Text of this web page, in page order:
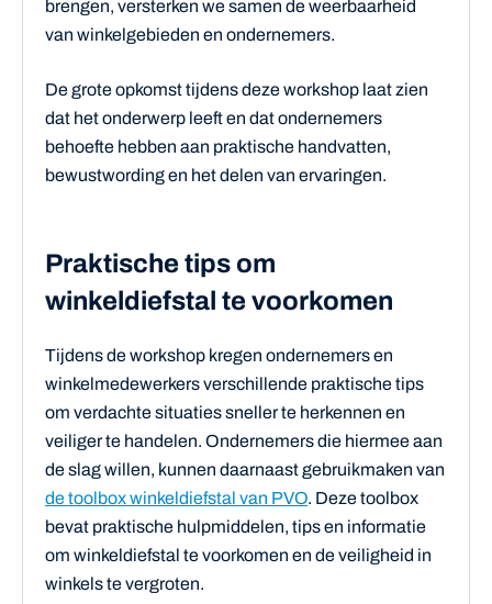
brengen, versterken we samen de weerbaarheid
van winkelgebieden en ondernemers.
De grote opkomst tijdens deze workshop laat zien
dat het onderwerp leeft en dat ondernemers
behoefte hebben aan praktische handvatten,
bewustwording en het delen van ervaringen.
Praktische tips om
winkeldiefstal te voorkomen
Tijdens de workshop kregen ondernemers en
winkelmedewerkers verschillende praktische tips
om verdachte situaties sneller te herkennen en
veiliger te handelen. Ondernemers die hiermee aan
de slag willen, kunnen daarnaast gebruikmaken van
de toolbox winkeldiefstal van PVO. Deze toolbox
bevat praktische hulpmiddelen, tips en informatie
om winkeldiefstal te voorkomen en de veiligheid in
winkels te vergroten.